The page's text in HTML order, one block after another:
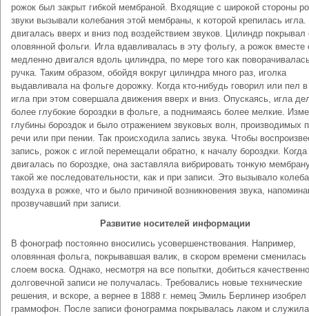
рожок был закрыт гибкой мембраной. Входящие с широкой стороны
звуки вызывали колебания этой мембраны, к которой крепилась игла.
двигалась вверх и вниз под воздействием звуков. Цилиндр покрывал
оловянной фольги. Игла вдавливалась в эту фольгу, а рожок вместе
медленно двигался вдоль цилиндра, по мере того как
ручка. Таким образом, обойдя вокруг цилиндра много раз, иголка
выдавливала на фольге дорожку. Когда кто-нибудь говорил или пел
игла при этом совершала движения вверх и вниз. Опускаясь, игла
более глубокие бороздки в фольге, а поднимаясь более мелкие.
глубины бороздок и было отражением звуковых волн, производимых
речи или при пении. Так происходила запись звука. Чтобы
запись, рожок с иглой перемещали обратно, к началу бороздки. Когда
двигалась по бороздке, она заставляла вибрировать тонкую
такой же последовательности, как и при записи. Это вызывало
воздуха в рожке, что и было причиной возникновения звука,
прозвучавший при записи.
Развитие носителей информации
В фонограф постоянно вносились усовершенствования. Например,
оловянная фольга, покрывавшая валик, в скором времени сменилась
слоем воска. Однако, несмотря на все попытки, добиться
долговечной записи не получалась. Требовались новые технические
решения, и вскоре, а вернее в 1888 г. немец Эмиль Берлинер изобрел
граммофон. После записи фонограмма покрывалась лаком и